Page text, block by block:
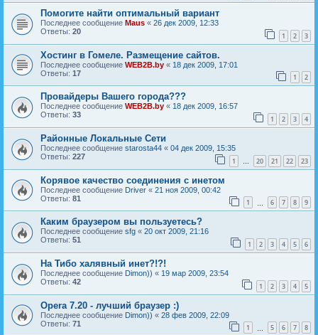
Помогите найти оптимальный вариант
Последнее сообщение Maus « 26 дек 2009, 12:33
Ответы: 20 1 2 3
Хостинг в Гомеле. Размещение сайтов.
Последнее сообщение WEB2B.by « 18 дек 2009, 17:01
Ответы: 17 1 2
Провайдеры Вашего города???
Последнее сообщение WEB2B.by « 18 дек 2009, 16:57
Ответы: 33 1 2 3 4
Районные Локальные Сети
Последнее сообщение starosta44 « 04 дек 2009, 15:35
Ответы: 227 1 … 20 21 22 23
Корявое качество соединения с инетом
Последнее сообщение Driver « 21 ноя 2009, 00:42
Ответы: 81 1 6 7 8 9
Каким браузером вы пользуетесь?
Последнее сообщение sfg « 20 окт 2009, 21:16
Ответы: 51 1 2 3 4 5 6
На Тибо халявный инет?!?!
Последнее сообщение Dimon)) « 19 мар 2009, 23:54
Ответы: 42 1 2 3 4 5
Opera 7.20 - лучший браузер :)
Последнее сообщение Dimon)) « 28 фев 2009, 22:09
Ответы: 71 1 5 6 7 8